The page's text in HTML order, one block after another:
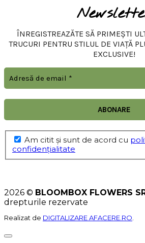
ÎNREGISTREAZĂTE SĂ PRIMEȘTI
TRUCURI PENTRU STILUL DE VIAȚĂ
EXCLUSIVE!
Am citit şi sunt de acord cu
confidențialitate
2026 © BLOOMBOX FLOWERS
drepturile rezervate
Realizat de DIGITALIZARE AFACERE.RO